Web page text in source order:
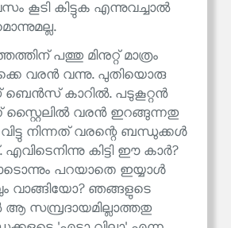
കൂടി കിട്ടുക എന്നുവച്ചാൽ
പത്തു മിനുറ്റ് മാത്രം
വരൻ വന്നു. പുതിയൊരു
കാറിൽ. പടുകൂറ്റൻ
സ്റ്റൈലിൽ വരൻ ഇറങ്ങുന്നതു
നിന്നത് വരന്റെ ബന്ധുക്കൾ
കിട്ടി ഈ കാർ?
പറയാതെ ഇയ്യാൾ
വാങ്ങിയോ? ഞങ്ങളുടെ
സമ്പ്രദായമില്ലാത്തതു